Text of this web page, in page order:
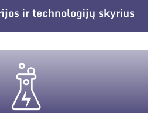
ir technologijų skyrius